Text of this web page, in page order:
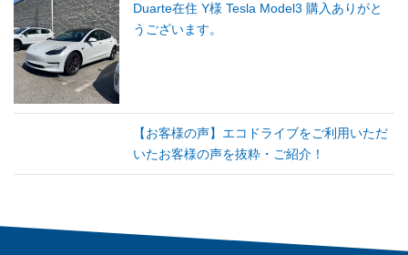
Duarte在住 Y様 Tesla Model3 購入ありがと
うございます。
【お客様の声】エコドライブをご利用いただ
いたお客様の声を抜粋・ご紹介！